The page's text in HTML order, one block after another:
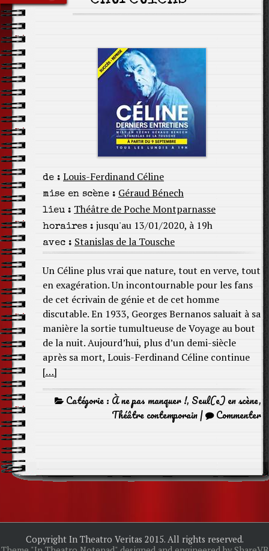
de : Louis-Ferdinand Céline
mise en scène : Géraud Bénech
lieu : Théâtre de Poche Montparnasse
horaires : jusqu'au 13/01/2020, à 19h
avec : Stanislas de la Tousche
Un Céline plus vrai que nature, tout en verve, tout
en exagération. Un incontournable pour les fans
de cet écrivain de génie et de cet homme
discutable. En 1933, Georges Bernanos saluait à sa
manière la sortie tumultueuse de Voyage au bout
de la nuit. Aujourd’hui, plus d’un demi-siècle
après sa mort, Louis-Ferdinand Céline continue
[…]
Catégorie : À ne pas manquer !, Seul(e) en scène,
Théâtre contemporain| Commenter
Copyright In Theatro Veritas 2015. All rights reserved.